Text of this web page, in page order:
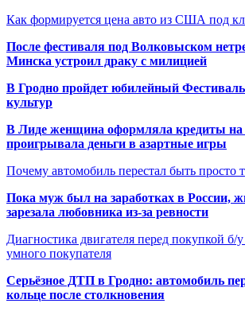
Как формируется цена авто из США под
После фестиваля под Волковыском
Минска устроил драку с милицией
В Гродно пройдет юбилейный
культур
В Лиде женщина оформляла кредиты на
проигрывала деньги в азартные игры
Почему автомобиль перестал быть просто
Пока муж был на заработках в России,
зарезала любовника из-за ревности
Диагностика двигателя перед покупкой б/
умного покупателя
Серьёзное ДТП в Гродно: автомобиль
кольце после столкновения